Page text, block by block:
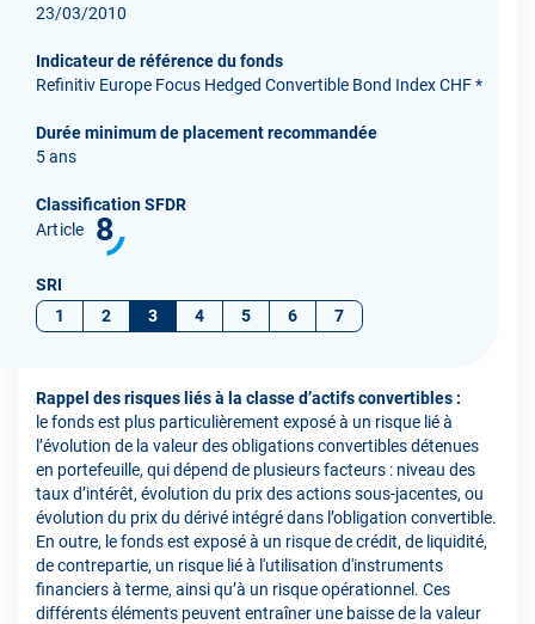
23/03/2010
Indicateur de référence du fonds
Refinitiv Europe Focus Hedged Convertible Bond Index CHF *
Durée minimum de placement recommandée
5 ans
Classification SFDR
Article
8
SRI
1
2 3 4 5 6 7
Rappel des risques liés à la classe d’actifs convertibles :
le fonds est plus particulièrement exposé à un risque lié à
l’évolution de la valeur des obligations convertibles détenues
en portefeuille, qui dépend de plusieurs facteurs : niveau des
taux d’intérêt, évolution du prix des actions sous-jacentes, ou
évolution du prix du dérivé intégré dans l’obligation convertible.
En outre, le fonds est exposé à un risque de crédit, de liquidité,
de contrepartie, un risque lié à l'utilisation d'instruments
financiers à terme, ainsi qu’à un risque opérationnel. Ces
différents éléments peuvent entraîner une baisse de la valeur